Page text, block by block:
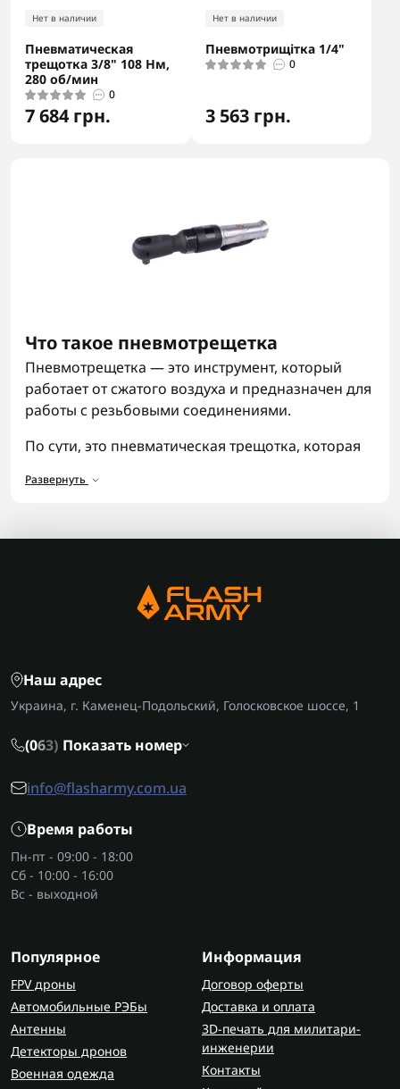
Нет в наличии
Пневматическая
трещотка 3/8" 108 Нм,
280 об/мин
0
7 684 грн.
Нет в наличии
Пневмотрищітка 1/4"
0
3 563 грн.
Что такое пневмотрещетка
Пневмотрещетка — это инструмент, который
работает от сжатого воздуха и предназначен для
работы с резьбовыми соединениями.
По сути, это пневматическая трещотка, которая
крепеж без значительных физических усилий.
Для чего нужна пневматическая
использование габаритного инструмента
затруднено. Она подходит для ремонта авто,
оборотам пневмотрещетка обеспечивает
Инструмент отличается выносливостью и
простой конструкцией, что позволяет работать
интенсивно без риска перегрева.
ключевых параметров:
рабочее давление и совместимость с
компрессором;
скорость вращения;
размер посадочного квадрата под насадки;
эргономику и вес инструмента.
Развернуть
Наш адрес
Украина, г. Каменец-Подольский, Голосковское шоссе, 1
(063) Показать номер
info@flasharmy.com.ua
Время работы
Пн-пт - 09:00 - 18:00
Сб - 10:00 - 16:00
Вс - выходной
Популярное
FPV дроны
Автомобильные РЭБы
Антенны
Детекторы дронов
Военная одежда
Информация
Договор оферты
Доставка и оплата
3D-печать для милитари-
инженерии
Контакты